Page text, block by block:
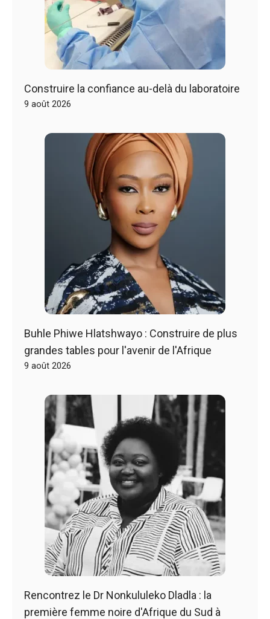
Construire la confiance au-delà du laboratoire
9 août 2026
Buhle Phiwe Hlatshwayo : Construire de plus
grandes tables pour l'avenir de l'Afrique
9 août 2026
Rencontrez le Dr Nonkululeko Dladla : la
première femme noire d'Afrique du Sud à